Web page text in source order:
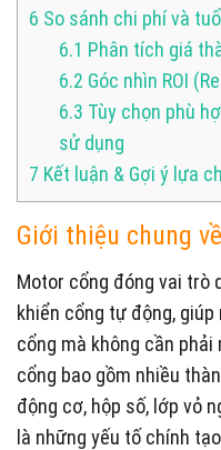
6 So sánh chi phí và
6.1 Phân tích giá
6.2 Góc nhìn ROI
6.3 Tùy chọn phù
sử dụng
7 Kết luận & Gợi ý lựa
Giới thiệu chung
Motor cổng đóng vai trò
khiển cổng tự động,
cổng mà không cần
cổng bao gồm nhiều
động cơ, hộp số, lớp vỏ
là những yếu tố chính